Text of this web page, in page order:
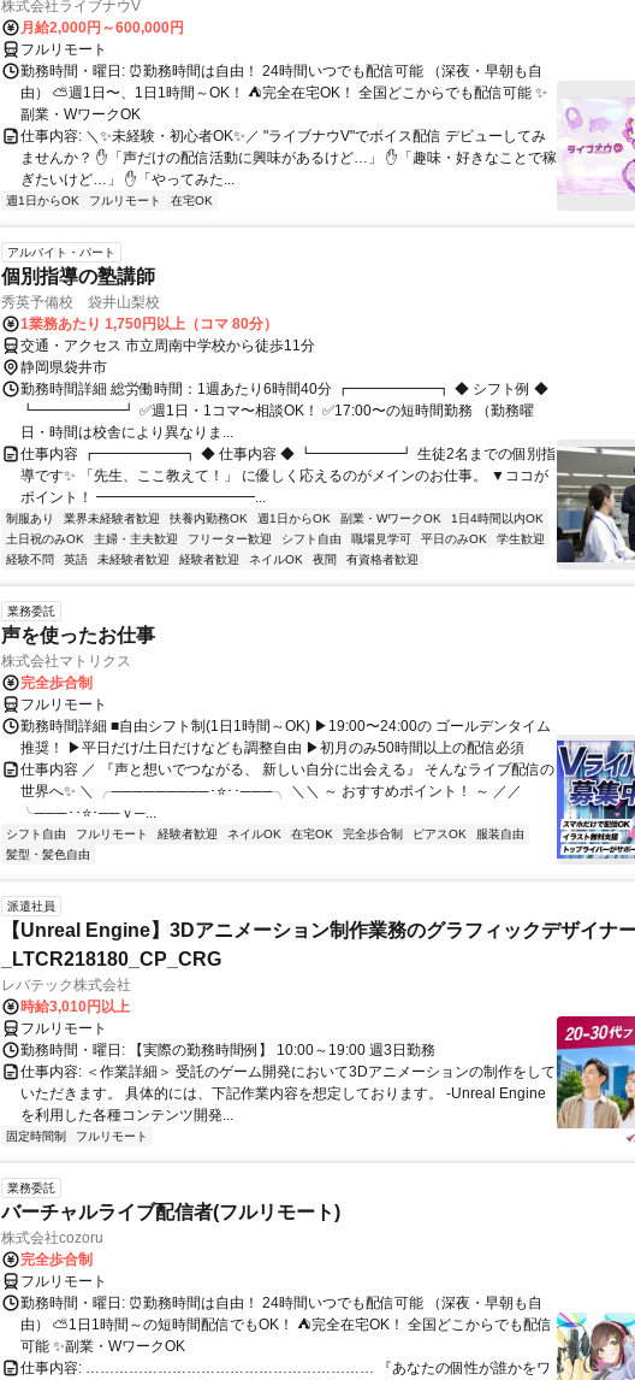
株式会社ライブナウV
月給2,000円～600,000円
フルリモート
勤務時間・曜日: ⏰勤務時間は自由！ 24時間いつでも配信可能 （深夜・早朝も自
由） ⛅週1日〜、1日1時間～OK！ ⛺完全在宅OK！ 全国どこからでも配信可能 ✨
副業・WワークOK
仕事内容: ＼✨未経験・初心者OK✨／ "ライブナウV"でボイス配信 デビューしてみ
ませんか？ ✋「声だけの配信活動に興味があるけど…」 ✋「趣味・好きなことで稼
ぎたいけど…」 ✋「やってみた...
週1日からOK フルリモート 在宅OK
アルバイト・パート
個別指導の塾講師
秀英予備校 袋井山梨校
1業務あたり 1,750円以上（コマ 80分）
交通・アクセス 市立周南中学校から徒歩11分
静岡県袋井市
勤務時間詳細 総労働時間：1週あたり6時間40分 ┏━━━━━━┓ ◆ シフト例 ◆
┗━━━━━━┛ ✅週1日・1コマ〜相談OK！ ✅17:00〜の短時間勤務 （勤務曜
日・時間は校舎により異なりま...
仕事内容 ┏━━━━━━┓ ◆ 仕事内容 ◆ ┗━━━━━━┛ 生徒2名までの個別指
導です✨ 「先生、ここ教えて！」 に優しく応えるのがメインのお仕事。 ▼ココが
ポイント！ ━━━━━━━━━━━...
制服あり 業界未経験者歓迎 扶養内勤務OK 週1日からOK 副業・WワークOK
1日4時間以内OK
土日祝のみOK
主婦・主夫歓迎 フリーター歓迎 シフト自由 職場見学可 平日のみOK
学生歓迎
経験不問
英語 未経験者歓迎 経験者歓迎 ネイルOK 夜間 有資格者歓迎
業務委託
声を使ったお仕事
株式会社マトリクス
完全歩合制
フルリモート
勤務時間詳細 ■自由シフト制(1日1時間～OK) ▶19:00〜24:00の ゴールデンタイム
推奨！ ▶平日だけ/土日だけなども調整自由 ▶初月のみ50時間以上の配信必須
仕事内容 ／ 『声と想いでつながる、 新しい自分に出会える』 そんなライブ配信の
世界へ✨ ＼ ╭─────────･⭐･･───╮ ＼＼ ～ おすすめポイント！ ～ ／／
╰───･･⭐･──ｖ─...
シフト自由 フルリモート 経験者歓迎 ネイルOK 在宅OK 完全歩合制 ピアスOK
服装自由
髪型・髪色自由
派遣社員
【Unreal Engine】3Dアニメーション制作業務のグラフィックデザイナ
_LTCR218180_CP_CRG
レバテック株式会社
時給3,010円以上
フルリモート
勤務時間・曜日: 【実際の勤務時間例】 10:00～19:00 週3日勤務
仕事内容: ＜作業詳細＞ 受託のゲーム開発において3Dアニメーションの制作をして
いただきます。 具体的には、下記作業内容を想定しております。 -Unreal Engine
を利用した各種コンテンツ開発...
固定時間制 フルリモート
業務委託
バーチャルライブ配信者(フルリモート)
株式会社cozoru
完全歩合制
フルリモート
勤務時間・曜日: ⏰勤務時間は自由！ 24時間いつでも配信可能 （深夜・早朝も自
由） ⛅1日1時間～の短時間配信でもOK！ ⛺完全在宅OK！ 全国どこからでも配信
可能 ✨副業・WワークOK
仕事内容: …………………………………………………… 『あなたの個性が誰かをワ